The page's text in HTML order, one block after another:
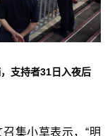
支持者31日入夜后
集小草表示，“明